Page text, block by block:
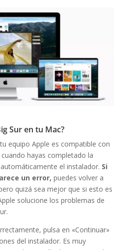
Sur en tu Mac?
equipo Apple es compatible con
hayas completado la
el instalador. Si
un error, puedes volver a
quizá sea mejor que si esto es
solucione los problemas de
pulsa en «Continuar»
del instalador. Es muy